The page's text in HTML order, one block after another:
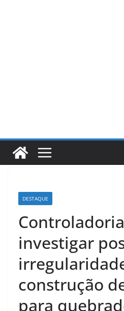
DESTAQUE
investigar
construção
para